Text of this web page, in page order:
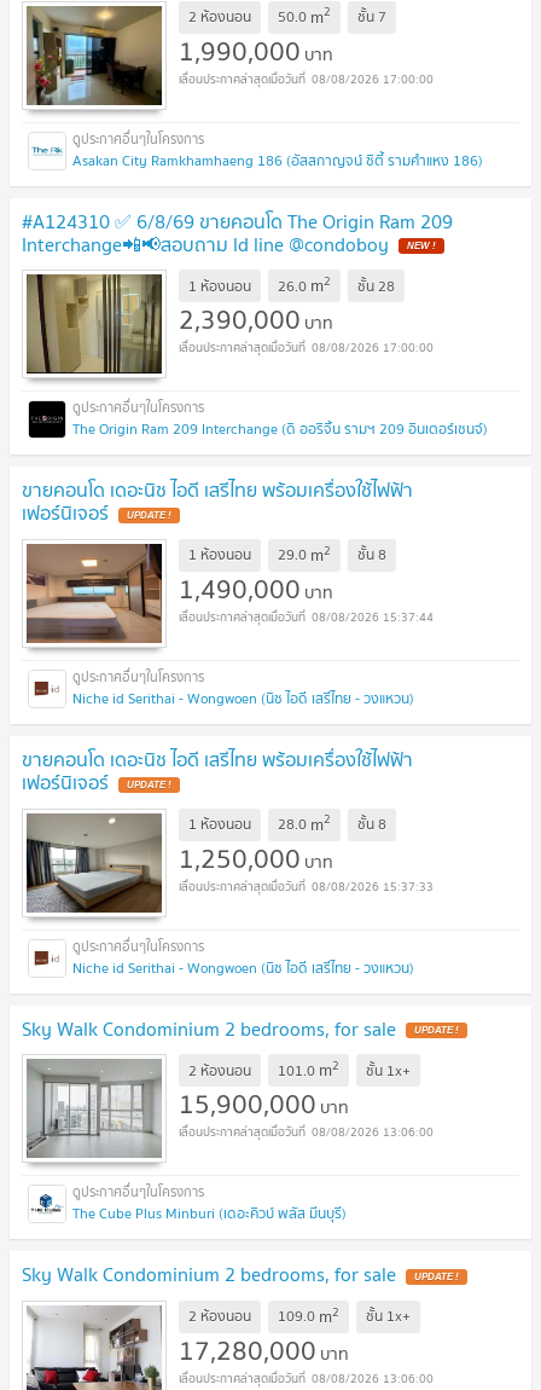
2 ห้องนอน 50.0 m2 ชั้น 7
1,990,000 บาท
08/08/2026 17:00:00
Asakan City Ramkhamhaeng 186 (อัสสกาญจน์ ซิตี้ รามคำแหง 186)
#A124310 ✅ 6/8/69 ขายคอนโด The Origin Ram 209
Interchange📲📢สอบถาม ld line @condoboy NEW !
1 ห้องนอน 26.0 m2 ชั้น28
2,390,000 บาท
08/08/2026 17:00:00
The Origin Ram 209 Interchange (ดิ ออริจิ้น รามฯ 209 อินเตอร์เชนจ์)
ขายคอนโด เดอะนิช ไอดี เสรีไทย พร้อมเครื่องใช้ไฟฟ้า
เฟอร์นิเจอร์ UPDATE !
1 ห้องนอน 29.0 m2 ชั้น8
1,490,000 บาท
08/08/2026 15:37:44
Niche id Serithai - Wongwoen (นิช ไอดี เสรีไทย - วงแหวน)
ขายคอนโด เดอะนิช ไอดี เสรีไทย พร้อมเครื่องใช้ไฟฟ้า
เฟอร์นิเจอร์ UPDATE !
1 ห้องนอน 28.0 m2 ชั้น8
1,250,000 บาท
08/08/2026 15:37:33
Niche id Serithai - Wongwoen (นิช ไอดี เสรีไทย - วงแหวน)
Sky Walk Condominium 2 bedrooms, for sale UPDATE !
2 ห้องนอน 101.0 m2 ชั้น 1x+
15,900,000 บาท
08/08/2026 13:06:00
The Cube Plus Minburi (เดอะคิวบ์ พลัส มีนบุรี)
Sky Walk Condominium 2 bedrooms, for sale UPDATE !
2 ห้องนอน 109.0 m2 ชั้น 1x+
17,280,000 บาท
08/08/2026 13:06:00